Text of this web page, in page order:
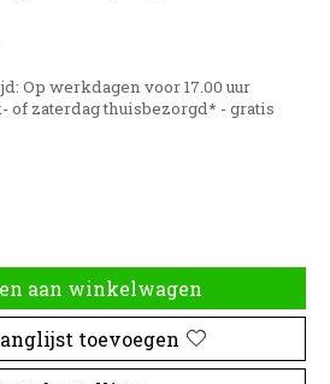
dit product is
Op werkdagen voor 17.00 uur
of zaterdag thuisbezorgd* - gratis
aan winkelwagen
toevoegen